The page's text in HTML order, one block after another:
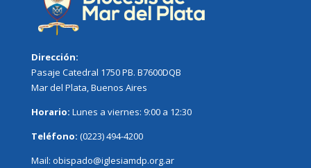
Dirección:
Pasaje Catedral 1750 PB. B7600DQB
Mar del Plata, Buenos Aires
Horario: Lunes a viernes: 9:00 a 12:30
Teléfono: (0223) 494-4200
Mail: obispado@iglesiamdp.org.ar